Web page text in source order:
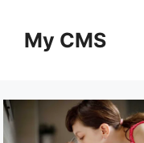
contentMy CMS